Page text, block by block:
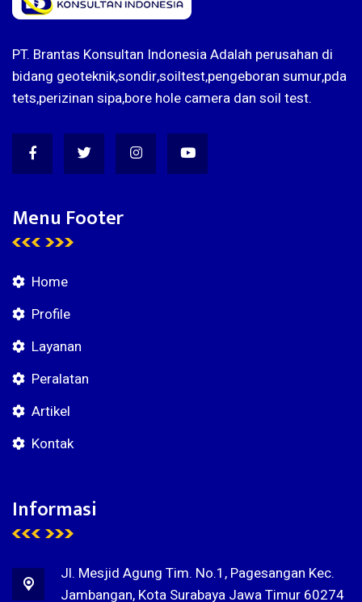
PT. Brantas Konsultan Indonesia Adalah perusahan di
bidang geoteknik,sondir,soiltest,pengeboran sumur,pda
tets,perizinan sipa,bore hole camera dan soil test.
Menu Footer
Home
Profile
Layanan
Peralatan
Artikel
Kontak
Informasi
Jl. Mesjid Agung Tim. No.1, Pagesangan Kec.
Jambangan, Kota Surabaya Jawa Timur 60274